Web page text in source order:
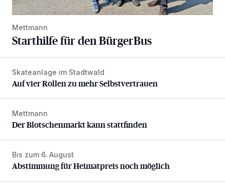
Mettmann
Starthilfe für den BürgerBus
Auf vier Rollen zu mehr Selbstvertrauen
Skateanlage im Stadtwald
Auf vier Rollen zu mehr Selbstvertrauen
Der Blotschenmarkt kann stattfinden
Mettmann
Der Blotschenmarkt kann stattfinden
Abstimmung für Heimatpreis noch möglich
Bis zum 6. August
Abstimmung für Heimatpreis noch möglich